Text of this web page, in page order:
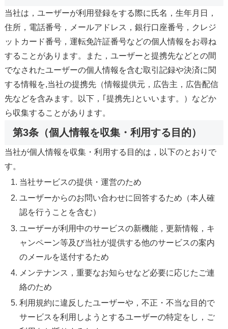
当社は，ユーザーが利用登録をする際に氏名，生年月日，
住所，電話番号，メールアドレス，銀行口座番号，クレジ
ットカード番号，運転免許証番号などの個人情報をお尋ね
することがあります。また，ユーザーと提携先などとの間
でなされたユーザーの個人情報を含む取引記録や決済に関
する情報を,当社の提携先（情報提供元，広告主，広告配信
先などを含みます。以下，｢提携先｣といいます。）などか
ら収集することがあります。
第3条（個人情報を収集・利用する目的）
当社が個人情報を収集・利用する目的は，以下のとおりで
す。
当社サービスの提供・運営のため
ユーザーからのお問い合わせに回答するため（本人確
認を行うことを含む）
ユーザーが利用中のサービスの新機能，更新情報，キ
ャンペーン等及び当社が提供する他のサービスの案内
のメールを送付するため
メンテナンス，重要なお知らせなど必要に応じたご連
絡のため
利用規約に違反したユーザーや，不正・不当な目的で
サービスを利用しようとするユーザーの特定をし，ご